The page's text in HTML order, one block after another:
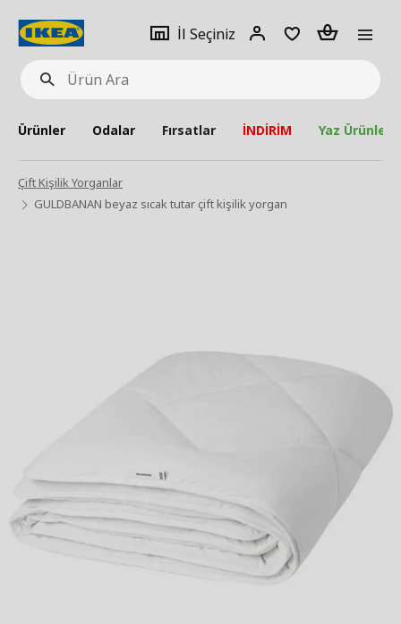
Ürün
Ara
İl Seçiniz
Giriş
Adet
Ürünler Odalar Fırsatlar İNDİRİM Yaz Ürünleri
Çift Kişilik Yorganlar
GULDBANAN beyaz sıcak tutar çift kişilik yorgan